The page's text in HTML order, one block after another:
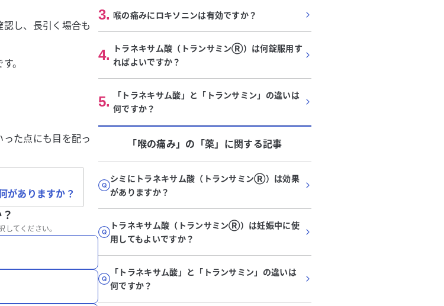
し、長引く場合も
。
た点にも目を配っ
がありますか？
してください。
3. 喉の痛みにロキソニンは有効ですか？
4.
トラネキサム酸（トランサミンⓇ）は何錠服用す
ればよいですか？
5.
「トラネキサム酸」と「トランサミン」の違いは
何ですか？
「喉の痛み」 の「薬」に関する記事
シミにトラネキサム酸（トランサミンⓇ）は効果
がありますか？
トラネキサム酸（トランサミンⓇ）は妊娠中に使
用してもよいですか？
「トラネキサム酸」と「トランサミン」の違いは
何ですか？